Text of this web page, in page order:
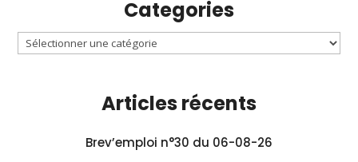
Categories
Articles récents
Brev’emploi n°30 du 06-08-26